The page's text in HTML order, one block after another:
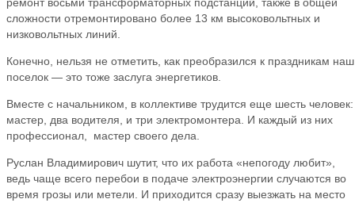
сложности отремонтировано более 13 км высоковольтных и
низковольтных линий.
Конечно, нельзя не отметить, как преобразился к праздникам
поселок — это тоже заслуга энергетиков.
Вместе с начальником, в коллективе трудится еще шесть человек:
мастер, два водителя, и три электромонтера. И каждый из них
профессионал, мастер своего дела.
Руслан Владимирович шутит, что их работа «непогоду любит»,
ведь чаще всего перебои в подаче электроэнергии случаются во
время грозы или метели. И приходится сразу выезжать на место